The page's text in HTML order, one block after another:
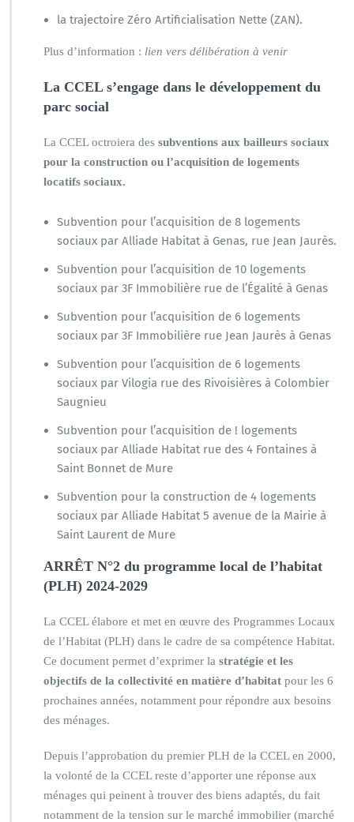
la trajectoire Zéro Artificialisation Nette (ZAN).
Plus d’information : lien vers délibération à venir
La CCEL s’engage dans le développement du
parc social
La CCEL octroiera des subventions aux bailleurs sociaux
pour la construction ou l’acquisition de logements
locatifs sociaux.
Subvention pour l’acquisition de 8 logements
sociaux par Alliade Habitat à Genas, rue Jean Jaurès.
Subvention pour l’acquisition de 10 logements
sociaux par 3F Immobilière rue de l’Égalité à Genas
Subvention pour l’acquisition de 6 logements
sociaux par 3F Immobilière rue Jean Jaurès à Genas
Subvention pour l’acquisition de 6 logements
sociaux par Vilogia rue des Rivoisières à Colombier
Saugnieu
Subvention pour l’acquisition de ! logements
sociaux par Alliade Habitat rue des 4 Fontaines à
Saint Bonnet de Mure
Subvention pour la construction de 4 logements
sociaux par Alliade Habitat 5 avenue de la Mairie à
Saint Laurent de Mure
ARRÊT N°2 du programme local de l’habitat
(PLH) 2024-2029
La CCEL élabore et met en œuvre des Programmes Locaux
de l’Habitat (PLH) dans le cadre de sa compétence Habitat.
Ce document permet d’exprimer la stratégie et les
objectifs de la collectivité en matière d’habitat pour les 6
prochaines années, notamment pour répondre aux besoins
des ménages.
Depuis l’approbation du premier PLH de la CCEL en 2000,
la volonté de la CCEL reste d’apporter une réponse aux
ménages qui peinent à trouver des biens adaptés, du fait
notamment de la tension sur le marché immobilier (marché